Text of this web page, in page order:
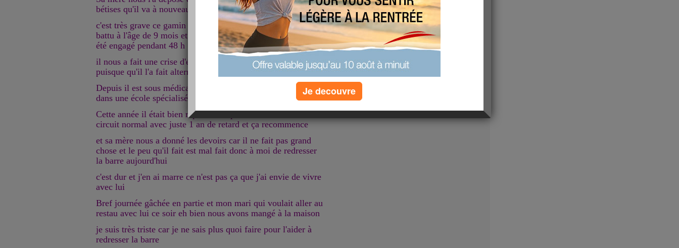
bétises qu'il va à nouveau être mis à la porte de son école
c'est très grave ce gamin souffre depuis qu'il est né, il a été
battu à l'âge de 9 mois et à l'époque sont pronostic vital avait
été engagé pendant 48 h !
il nous a fait une crise d'épilepsie plus rare nous a t on dit
puisque qu'il l'a fait alternativement à droite et à gauche !
Depuis il est sous médicament et avait dû passer plus d'un an
dans une école spécialisée
Cette année il était bien reparti en sept en revenant dans le
circuit normal avec juste 1 an de retard et ça recommence
et sa mère nous a donné les devoirs car il ne fait pas grand
chose et le peu qu'il fait est mal fait donc à moi de redresser
la barre aujourd'hui
c'est dur et j'en ai marre ce n'est pas ça que j'ai envie de vivre
avec lui
Bref journée gâchée en partie et mon mari qui voulait aller au
restau avec lui ce soir eh bien nous avons mangé à la maison
je suis très triste car je ne sais plus quoi faire pour l'aider à
redresser la barre
Je decouvre